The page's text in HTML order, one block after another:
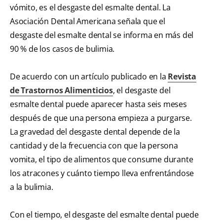
vómito, es el desgaste del esmalte dental. La
Asociación Dental Americana señala que el
desgaste del esmalte dental se informa en más del
90 % de los casos de bulimia.
De acuerdo con un artículo publicado en la Revista
de Trastornos Alimenticios, el desgaste del
esmalte dental puede aparecer hasta seis meses
después de que una persona empieza a purgarse.
La gravedad del desgaste dental depende de la
cantidad y de la frecuencia con que la persona
vomita, el tipo de alimentos que consume durante
los atracones y cuánto tiempo lleva enfrentándose
a la bulimia.
Con el tiempo, el desgaste del esmalte dental puede